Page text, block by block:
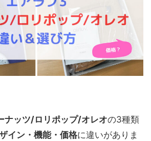
ナッツ/ロリポップ/オレオの3種類
イン・機能・価格に違いがありま